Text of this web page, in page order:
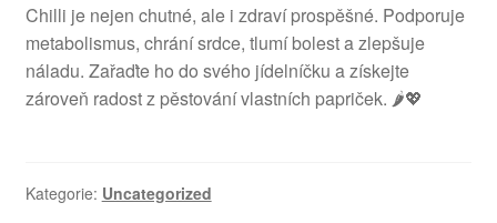
Chilli je nejen chutné, ale i zdraví prospěšné. Podporuje
metabolismus, chrání srdce, tlumí bolest a zlepšuje
náladu. Zařaďte ho do svého jídelníčku a získejte
zároveň radost z pěstování vlastních papriček. 🌶️💖
Kategorie: Uncategorized